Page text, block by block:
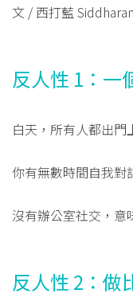
文 / 西打藍
反人性 1：一
白天，所有人都出門
你有無數時間自我對
沒有辦公室社交，意
反人性 2：做